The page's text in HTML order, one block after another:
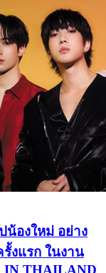
น้องใหม่ อย่าง
งแรก ในงาน
IN THAILAND